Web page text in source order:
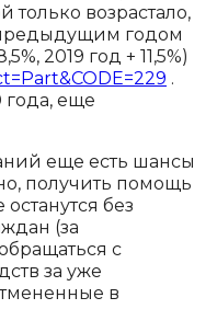
возрастало,
годом
2019 год + 11,5%)
.
года, еще
еще есть шансы
получить помощь
без
(за
с
за уже
в